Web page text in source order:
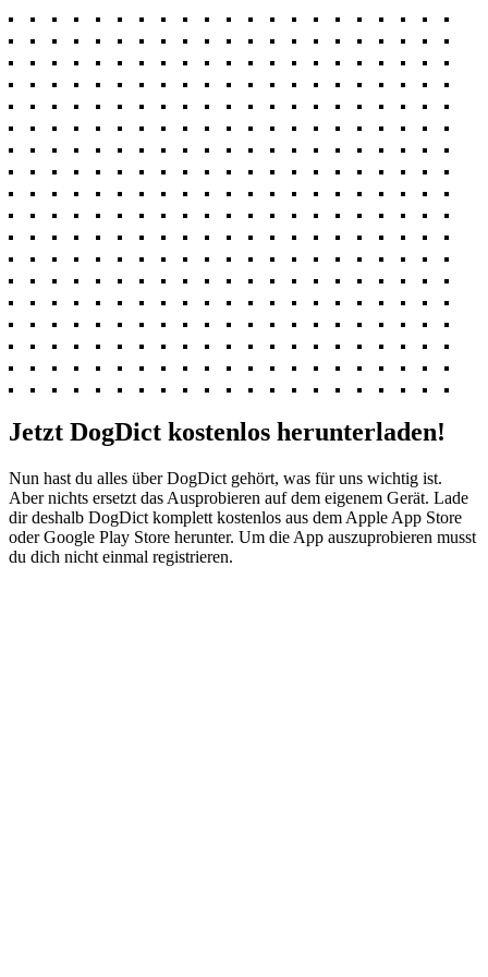
Jetzt DogDict kostenlos herunterladen!
Nun hast du alles über DogDict gehört, was für uns wichtig ist.
Aber nichts ersetzt das Ausprobieren auf dem eigenem Gerät. Lade
dir deshalb DogDict komplett kostenlos aus dem Apple App Store
oder Google Play Store herunter. Um die App auszuprobieren musst
du dich nicht einmal registrieren.